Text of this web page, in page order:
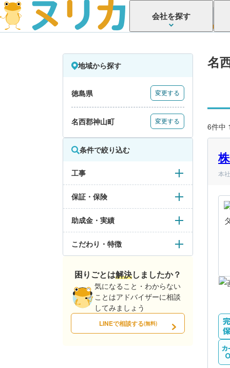
会社を探す
地域から探す
徳島県 変更する
名西郡神山町 変更する
条件で絞り込む
工事
保証・保険
助成金・実績
こだわり・特徴
困りごとは解決しましたか？
気になること・わからない
ことはアドバイザーに相談
してみましょう
LINEで相談する(無料)
名
6件中
本